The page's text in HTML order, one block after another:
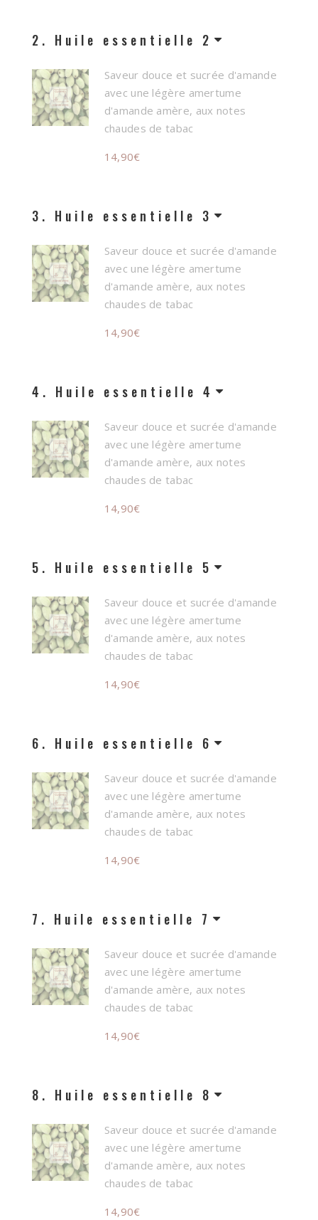
2 Huile essentielle 2
Saveur douce et sucrée d'amande
avec une légère amertume
d'amande amère, aux notes
chaudes de tabac
14,90€
3 Huile essentielle 3
Saveur douce et sucrée d'amande
avec une légère amertume
d'amande amère, aux notes
chaudes de tabac
14,90€
4 Huile essentielle 4
Saveur douce et sucrée d'amande
avec une légère amertume
d'amande amère, aux notes
chaudes de tabac
14,90€
5 Huile essentielle 5
Saveur douce et sucrée d'amande
avec une légère amertume
d'amande amère, aux notes
chaudes de tabac
14,90€
6 Huile essentielle 6
Saveur douce et sucrée d'amande
avec une légère amertume
d'amande amère, aux notes
chaudes de tabac
14,90€
7 Huile essentielle 7
Saveur douce et sucrée d'amande
avec une légère amertume
d'amande amère, aux notes
chaudes de tabac
14,90€
8 Huile essentielle 8
Saveur douce et sucrée d'amande
avec une légère amertume
d'amande amère, aux notes
chaudes de tabac
14,90€